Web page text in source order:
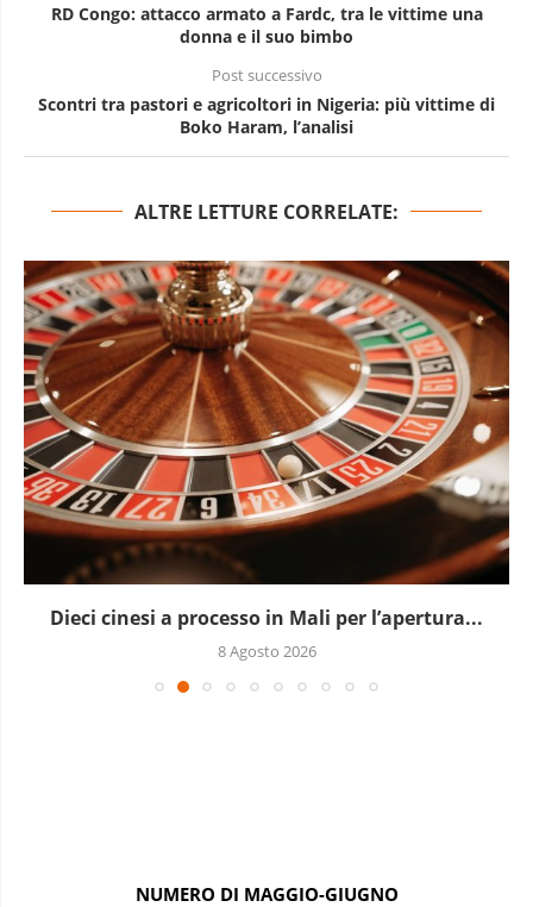
RD Congo: attacco armato a Fardc, tra le vittime una
donna e il suo bimbo
Post successivo
Scontri tra pastori e agricoltori in Nigeria: più vittime di
Boko Haram, l’analisi
ALTRE LETTURE CORRELATE:
Dieci cinesi a processo in Mali per l’apertura...
8 Agosto 2026
NUMERO DI MAGGIO-GIUGNO